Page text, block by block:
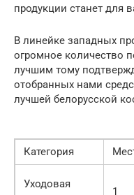
продукции станет для
В линейке западных
огромное количество
лучшим тому
отобранных нами
лучшей белорусской
Категория
Уходовая
1